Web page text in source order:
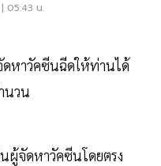
05:43 น.
ดหาวัคซีนฉีดให้ท่านได้
นวน
ผู้จัดหาวัคซีนโดยตรง